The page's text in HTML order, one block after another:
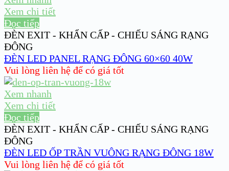
Xem chi tiết
Đọc tiếp
ĐÈN EXIT - KHẨN CẤP - CHIẾU SÁNG RẠNG
ĐÔNG
ĐÈN LED PANEL RẠNG ĐÔNG 60×60 40W
Vui lòng liên hệ để có giá tốt
Xem nhanh
Xem chi tiết
Đọc tiếp
ĐÈN EXIT - KHẨN CẤP - CHIẾU SÁNG RẠNG
ĐÔNG
ĐÈN LED ỐP TRẦN VUÔNG RẠNG ĐÔNG 18W
Vui lòng liên hệ để có giá tốt